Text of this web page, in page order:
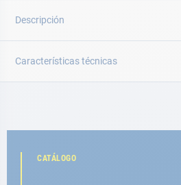
Descripción
Características técnicas
CATÁLOGO